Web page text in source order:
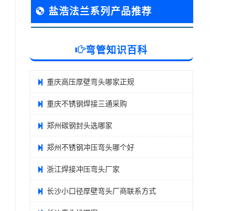
盐浩法兰系列产品推荐
弯管知识百科
重庆高压厚壁弯头哪家正规
重庆不锈钢焊接三通采购
郑州碳钢封头选哪家
郑州不锈钢冲压弯头哪个好
浙江焊接冲压弯头厂家
长沙小口径厚壁弯头厂商联系方式